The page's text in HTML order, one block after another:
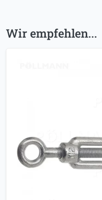
Wir empfehlen...